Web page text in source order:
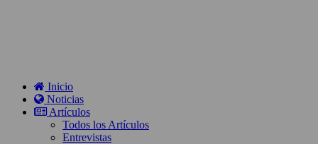
Inicio
Noticias
Artículos
Todos los Artículos
Entrevistas